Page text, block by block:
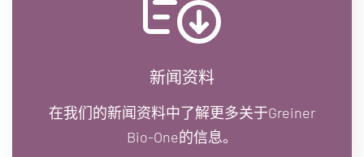
新闻资料
在我们的新闻资料中了解更多关于Greiner
Bio-One的信息。